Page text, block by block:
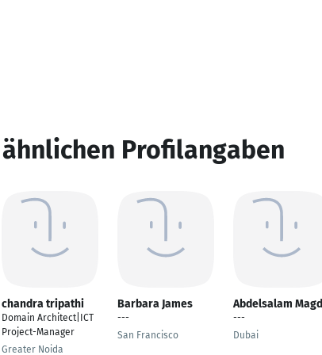
Profilangaben
chandra tripathi
Domain Architect|ICT
Project-Manager
Greater Noida
Barbara James
---
San Francisco
Abdelsalam
---
Dubai